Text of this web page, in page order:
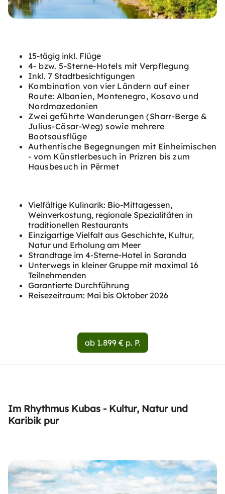
15-tägig inkl. Flüge
4- bzw. 5-Sterne-Hotels mit Verpflegung
Inkl. 7 Stadtbesichtigungen
Kombination von vier Ländern auf einer
Route: Albanien, Montenegro, Kosovo und
Nordmazedonien
Zwei geführte Wanderungen (Sharr-Berge &
Julius-Cäsar-Weg) sowie mehrere
Bootsausflüge
Authentische Begegnungen mit Einheimischen
- vom Künstlerbesuch in Prizren bis zum
Hausbesuch in Përmet
Vielfältige Kulinarik: Bio-Mittagessen,
Weinverkostung, regionale Spezialitäten in
traditionellen Restaurants
Einzigartige Vielfalt aus Geschichte, Kultur,
Natur und Erholung am Meer
Strandtage im 4-Sterne-Hotel in Saranda
Unterwegs in kleiner Gruppe mit maximal 16
Teilnehmenden
Garantierte Durchführung
Reisezeitraum: Mai bis Oktober 2026
ab 1.899 € p. P.
Im Rhythmus Kubas - Kultur, Natur und
Karibik pur